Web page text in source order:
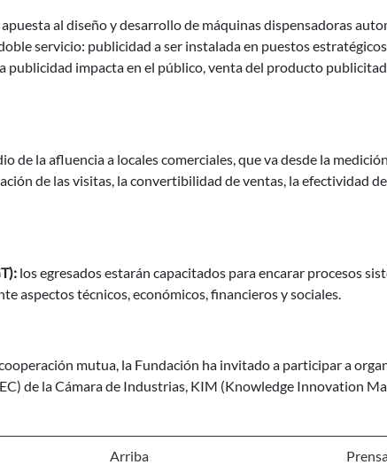
al diseño y desarrollo de máquinas dispensadoras
servicio: publicidad a ser instalada en puestos
publicidad impacta en el público, venta del producto
de la afluencia a locales comerciales, que va desde la
de las visitas, la convertibilidad de ventas, la efectividad
los egresados estarán capacitados para encarar procesos
aspectos técnicos, económicos, financieros y sociales.
mutua, la Fundación ha invitado a participar a
de la Cámara de Industrias, KIM (Knowledge Innovation
Arriba